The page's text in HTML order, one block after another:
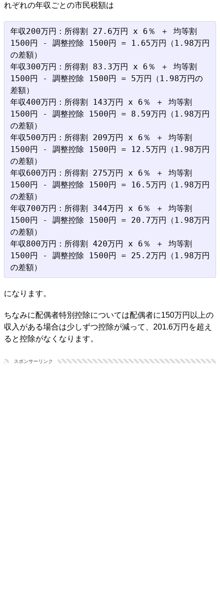
れぞれの年収ごとの市民税額は
年収200万円：所得割 27.6万円 x 6％ ＋ 均等割
1500円 - 調整控除 1500円 = 1.65万円（1.98万円
の差額）
年収300万円：所得割 83.3万円 x 6％ ＋ 均等割
1500円 - 調整控除 1500円 = 5万円（1.98万円の
差額）
年収400万円：所得割 143万円 x 6％ ＋ 均等割
1500円 - 調整控除 1500円 = 8.59万円（1.98万円
の差額）
年収500万円：所得割 209万円 x 6％ ＋ 均等割
1500円 - 調整控除 1500円 = 12.5万円（1.98万円
の差額）
年収600万円：所得割 275万円 x 6％ ＋ 均等割
1500円 - 調整控除 1500円 = 16.5万円（1.98万円
の差額）
年収700万円：所得割 344万円 x 6％ ＋ 均等割
1500円 - 調整控除 1500円 = 20.7万円（1.98万円
の差額）
年収800万円：所得割 420万円 x 6％ ＋ 均等割
1500円 - 調整控除 1500円 = 25.2万円（1.98万円
になります。
ちなみに配偶者特別控除については配偶者に150万円以上の
収入がある場合は少しずつ控除が減って、201.6万円を超え
ると控除がなくなります。
スポンサーリンク